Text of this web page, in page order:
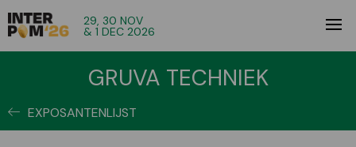
29, 30 NOV
& 1 DEC 2026
GRUVA TECHNIEK
EXPOSANTENLIJST